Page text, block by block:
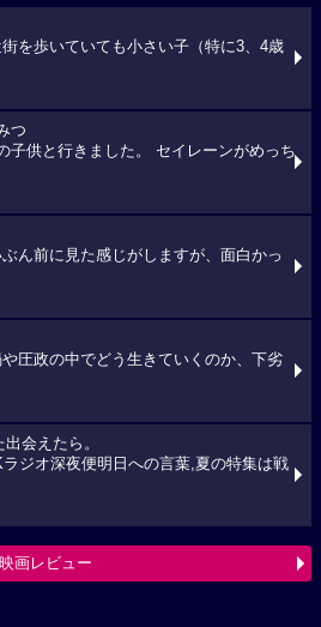
を歩いていても小さい子（特に3、4歳
つ
子供と行きました。 セイレーンがめっち
ん前に見た感じがしますが、面白かっ
圧政の中でどう生きていくのか、下劣
会えたら。
ラジオ深夜便明日への言葉,夏の特集は戦
映画レビュー